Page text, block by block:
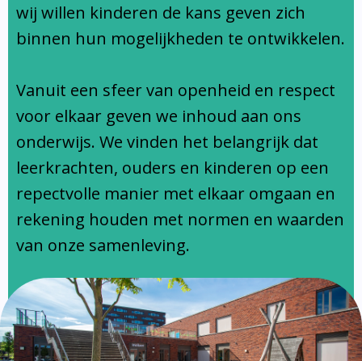
Ondersteuningsprofiel
wij willen kinderen de kans geven zich
binnen hun mogelijkheden te ontwikkelen.
Vanuit een sfeer van openheid en respect
voor elkaar geven we inhoud aan ons
onderwijs. We vinden het belangrijk dat
leerkrachten, ouders en kinderen op een
repectvolle manier met elkaar omgaan en
rekening houden met normen en waarden
van onze samenleving.